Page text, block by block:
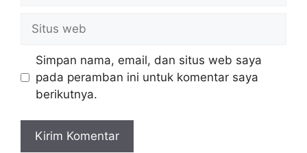
web
Simpan nama, email, dan situs web saya
pada peramban ini untuk komentar saya
berikutnya.